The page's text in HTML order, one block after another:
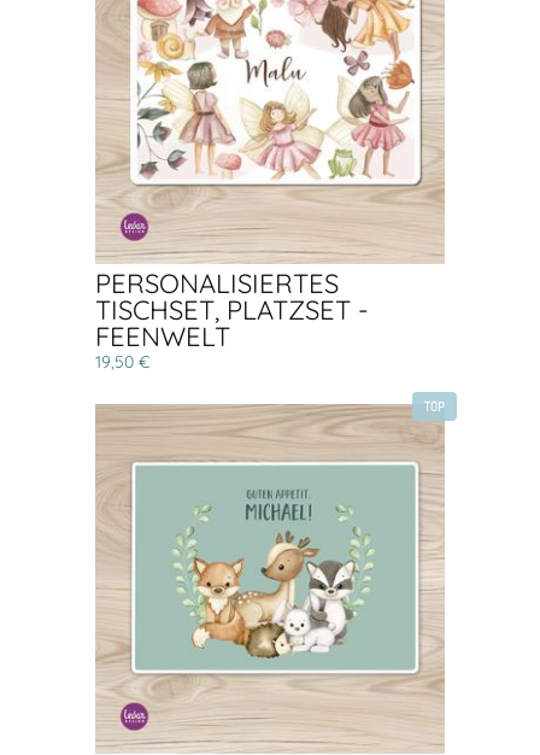
PERSONALISIERTES
TISCHSET, PLATZSET -
FEENWELT
19,50 €
TOP